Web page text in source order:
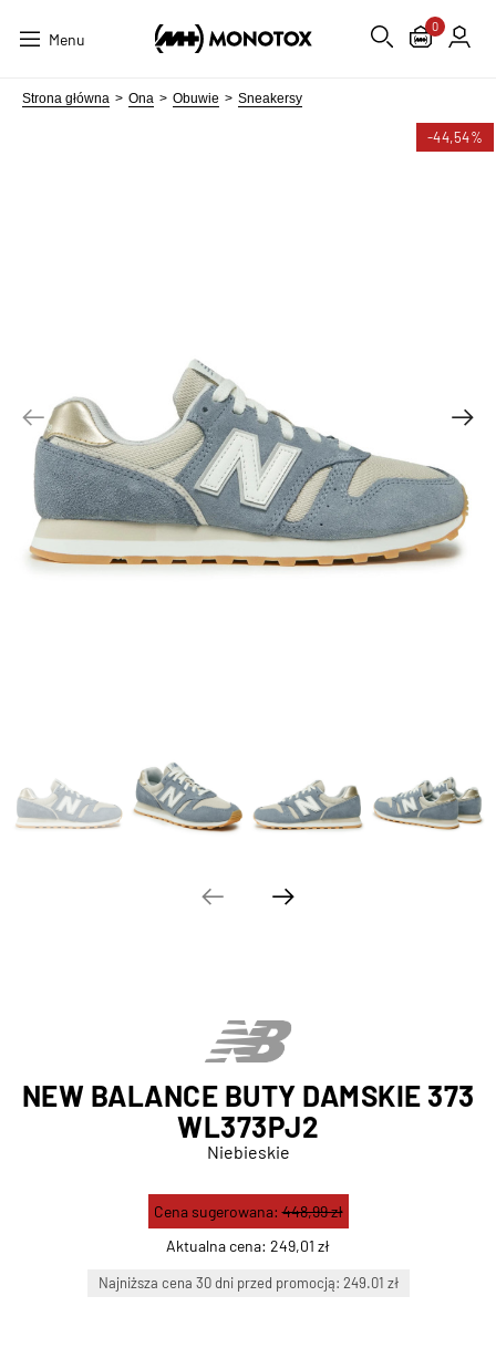
Menu
0
Strona główna Ona Obuwie Sneakersy
-44,54%
NEW BALANCE BUTY DAMSKIE 373
WL373PJ2
Niebieskie
Aktualna cena: 249,01 zł
Cena sugerowana:448,99 zł
Najniższa cena 30 dni przed promocją: 249.01 zł